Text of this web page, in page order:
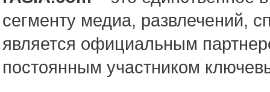
сегменту медиа, развлечений,
является официальным
постоянным участником